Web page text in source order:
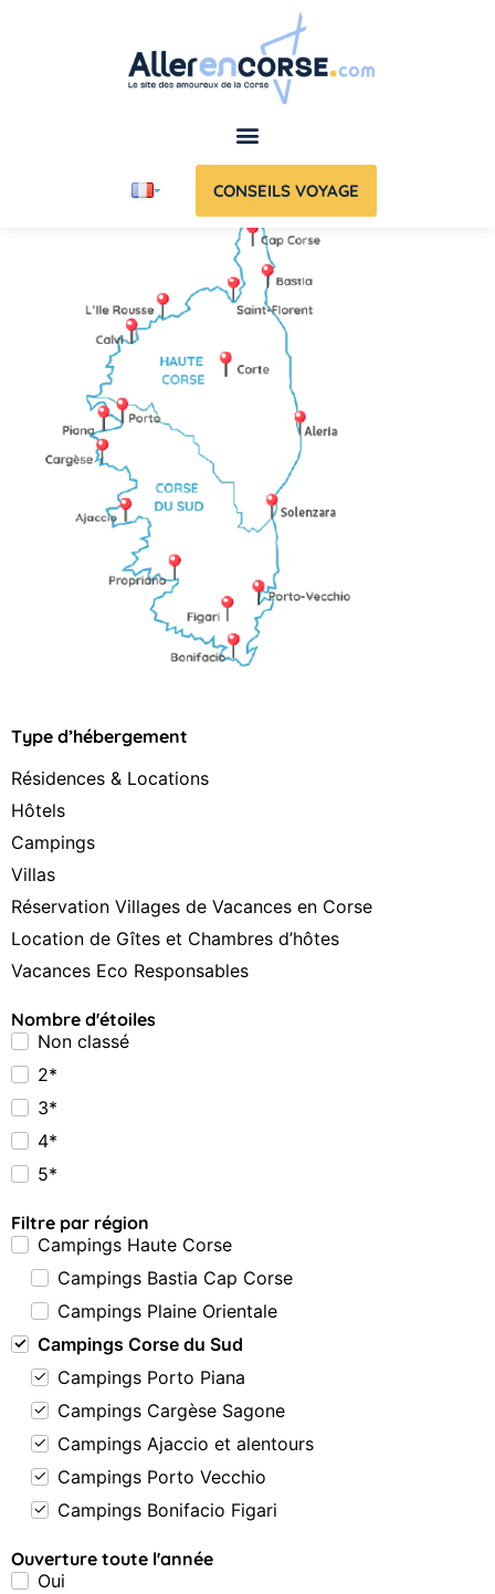
CONSEILS VOYAGE
Type d’hébergement
Résidences & Locations
Hôtels
Campings
Villas
Réservation Villages de Vacances en Corse
Location de Gîtes et Chambres d’hôtes
Vacances Eco Responsables
Nombre d'étoiles
Non classé
2*
3*
4*
5*
Filtre par région
Campings Haute Corse
Campings Bastia Cap Corse
Campings Plaine Orientale
Campings Corse du Sud
Campings Porto Piana
Campings Cargèse Sagone
Campings Ajaccio et alentours
Campings Porto Vecchio
Campings Bonifacio Figari
Ouverture toute l'année
Oui